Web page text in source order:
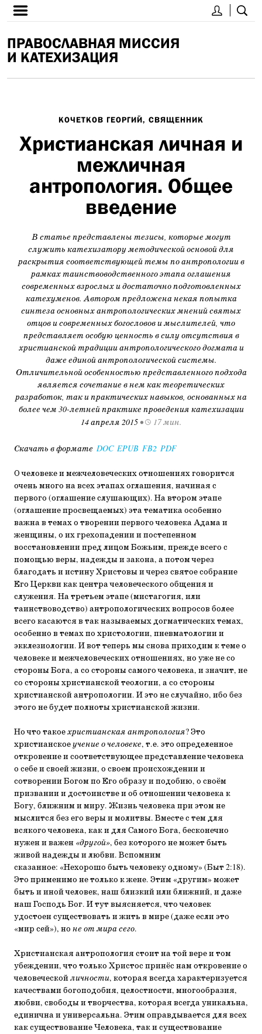
ПРАВОСЛАВНАЯ МИССИЯ
И КАТЕХИЗАЦИЯ
КОЧЕТКОВ ГЕОРГИЙ, СВЯЩЕННИК
Христианская личная и
межличная
антропология. Общее
введение
В статье представлены тезисы, которые могут
служить катехизатору методической основой для
раскрытия соответствующей темы по антропологии в
рамках таинствоводственного этапа оглашения
современных взрослых и достаточно подготовленных
катехуменов. Автором предложена некая попытка
синтеза основных антропологических мнений святых
отцов и современных богословов и мыслителей, что
представляет особую ценность в силу отсутствия в
христианской традиции антропологического догмата и
даже единой антропологической системы.
Отличительной особенностью представленного подхода
является сочетание в нем как теоретических
разработок, так и практических навыков, основанных на
более чем 30-летней практике проведения катехизации
14 апреля 2015• 17 мин.
Скачать в формате DOC EPUB FB2 PDF
О человеке и межчеловеческих отношениях говорится
очень много на всех этапах оглашения, начиная с
первого (оглашение слушающих). На втором этапе
(оглашение просвещаемых) эта тематика особенно
важна в темах о творении первого человека Адама и
женщины, о их грехопадении и постепенном
восстановлении пред лицом Божьим, прежде всего с
помощью веры, надежды и закона, а потом через
благодать и истину Христовы и через святое собрание
Его Церкви как центра человеческого общения и
служения. На третьем этапе (мистагогия, или
таинствоводство) антропологических вопросов более
всего касаются в так называемых догматических темах,
особенно в темах по христологии, пневматологии и
экклезиологии. И вот теперь мы снова приходим к теме о
человеке и межчеловеческих отношениях, но уже не со
стороны Бога, а со стороны самого человека, и значит, не
со стороны христианской теологии, а со стороны
христианской антропологии. И это не случайно, ибо без
этого не будет полноты христианской жизни.
Но что такоехристианская антропология? Это
христианское учение о человеке, т.е. это определенное
откровение и соответствующее представление человека
о себе и своей жизни, о своем происхождении и
сотворении Богом по Его образу и подобию, о своём
призвании и достоинстве и об отношении человека к
Богу, ближним и миру. Жизнь человека при этом не
мыслится без его веры и молитвы. Вместе с тем для
всякого человека, как и для Самого Бога, бесконечно
нужен и важен «другой», без которого не может быть
живой надежды и любви. Вспомним
сказанное: «Нехорошо быть человеку одному» (Быт 2:18).
Это применимо не только к жене. Этим «другим» может
быть и иной человек, наш близкий или ближний, и даже
наш Господь Бог. И тут выясняется, что человек
удостоен существовать и жить в мире (даже если это
«мир сей»), но не от мира сего.
Христианская антропология стоит на той вере и том
убеждении, что только Христос принёс нам откровение о
человеческойличности, которая всегда характеризуется
качествами богоподобия, целостности, многообразия,
любви, свободы и творчества, которая всегда уникальна,
единична и универсальна. Этим оправдывается для всех
как существование Человека, так и существование